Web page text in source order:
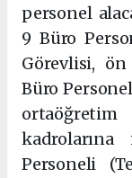
personel
9 Büro
Görevlisi,
Büro
Personeli